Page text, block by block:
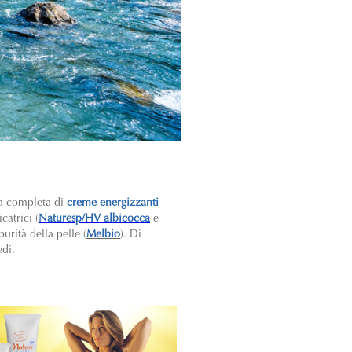
completa di creme energizzanti
(Naturesp/HV albicocca e
della pelle (Melbio). Di